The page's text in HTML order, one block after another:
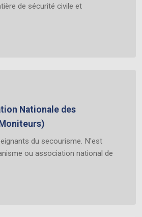
de sécurité civile et
Nationale des
du secourisme. N'est
ou association national de